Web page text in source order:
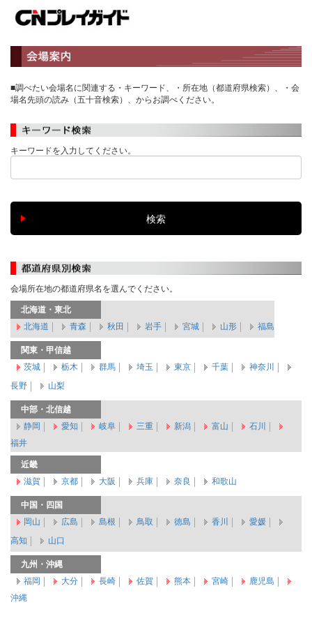
■調べたい会場名に関連する・キーワード、・所在地（都道府県検索）、・会
場名先頭の読み（五十音検索）、からお調べください。
キーワードを入力してください。
会場所在地の都道府県名を選んでください。
北海道・東北
北海道
青森 秋田 岩手 宮城 山形 福島
関東・甲信越
茨城
栃木 群馬 埼玉 東京 千葉
神奈川
長野
山梨
中部・北信越
静岡
愛知 岐阜 三重 新潟 富山
石川
福井
近畿
滋賀
京都 大阪 兵庫 奈良 和歌山
中国・四国
岡山
広島 島根 鳥取 徳島 香川
愛媛
高知
山口
九州・沖縄
福岡
大分 長崎 佐賀 熊本 宮崎
鹿児島
沖縄